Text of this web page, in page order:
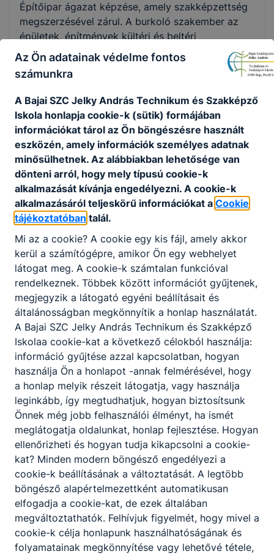
KKK/PTT
KKK letöltése (pdf)
Okleveles technikusképzés
Nem
Építőipar ágazat képzése, amely szakképzettség
megszerzésével zárul. A burkoló szakember az
épületek, építmények kültéri és beltéri
hidegburkolatait, valamint a beltéri fal és
padlófelületek melegburkolatát készíti el, javítja
és bontja. Az épület díszítő, valamint homlokzat-,
lábazatburkolatait készíti, azokat javítja, felújítja
és bontja, burkolatokat és térburkolatokat készít,
javít, bont.
Ajánlott minden ﬁatal számára, aki szeret
kreatívan, szépet alkotni és hosszú távon
megbecsült munkát szeretne változatos
munkakörnyezetben.
Ügyes mozgás, állóképesség, jó ﬁzikum, jó
szemmérték és térlátás, kézügyesség, precizitás,
csapatmunka.
A SZAKKÉPZETTSÉGGEL RENDELKEZŐ
alkalmazza és értelmezi a műszaki
ábrázolás módszereit, építészeti terveket,
egyszerű burkolati terveket készít;
a munkaterület felmérését követően a
mellékelt tervek alapján megtervezi a
munka technológiai sorrendjét és
meghatározza az ahhoz szükséges
anyagmennyiséget;
alkalmazza a munkavégzéshez szükséges
eszközöket, szerszámokat, gépeket,
berendezéseket és mérőeszközöket;
vízszintes és függőleges felületre kültéri-
és beltéri hidegburkolatot, díszburkolatot,
mozaikburkolatot készít.
Az Ön adatainak védelme fontos
számunkra
A Bajai SZC Jelky András Technikum és Szakképző
Iskola honlapja cookie-k (sütik) formájában
információkat tárol az Ön böngészésre használt
eszközén, amely információk személyes adatnak
minősülhetnek. Az alábbiakban lehetősége van
dönteni arról, hogy mely típusú cookie-k
alkalmazását kívánja engedélyezni. A cookie-k
alkalmazásáról teljeskörű információkat a Cookie
tájékoztatóban talál.
Mi az a cookie? A cookie egy kis fájl, amely akkor
kerül a számítógépre, amikor Ön egy webhelyet
látogat meg. A cookie-k számtalan funkcióval
rendelkeznek. Többek között információt gyűjtenek,
megjegyzik a látogató egyéni beállításait és
általánosságban megkönnyítik a honlap használatát.
A Bajai SZC Jelky András Technikum és Szakképző
Iskolaa cookie-kat a következő célokból használja:
információ gyűjtése azzal kapcsolatban, hogyan
használja Ön a honlapot -annak felmérésével, hogy
a honlap melyik részeit látogatja, vagy használja
leginkább, így megtudhatjuk, hogyan biztosítsunk
Önnek még jobb felhasználói élményt, ha ismét
meglátogatja oldalunkat, honlap fejlesztése. Hogyan
ellenőrizheti és hogyan tudja kikapcsolni a cookie-
kat? Minden modern böngésző engedélyezi a
cookie-k beállításának a változtatását. A legtöbb
böngésző alapértelmezettként automatikusan
elfogadja a cookie-kat, de ezek általában
megváltoztathatók. Felhívjuk figyelmét, hogy mivel a
cookie-k célja honlapunk használhatóságának és
folyamatainak megkönnyítése vagy lehetővé tétele,